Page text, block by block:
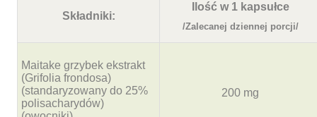
Składniki:
Ilość w 1 kapsułce
/Zalecanej dziennej porcji/
Maitake grzybek ekstrakt
(Grifolia frondosa)
(standaryzowany do 25%
polisacharydów)
200 mg